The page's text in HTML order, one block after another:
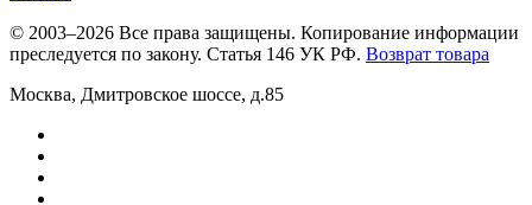
© 2003–2026 Все права защищены. Копирование информации
преследуется по закону. Статья 146 УК РФ. Возврат товара
Москва, Дмитровское шоссе, д.85